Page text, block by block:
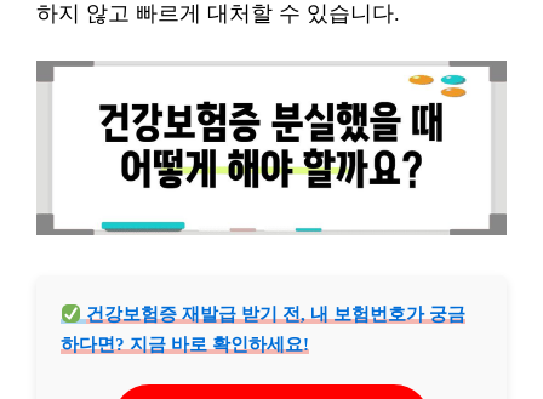
하지 않고 빠르게 대처할 수 있습니다.
건강보험증 재발급 받기 전, 내 보험번호가 궁금
하다면? 지금 바로 확인하세요!